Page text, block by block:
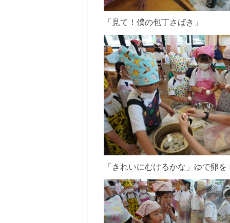
「見て！僕の包丁さばき」
「きれいにむけるかな」ゆで卵